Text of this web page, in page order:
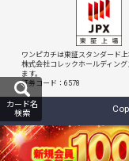
ワンピカチは東証スタンダード
株式会社コレックホールディン
ます。
証券コード：6578
カード名
検索